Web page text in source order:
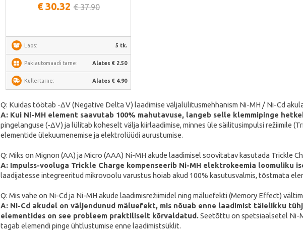
€ 30.32 € 37.90
Laos: 5 tk.
Pakiautomaadi tarne: Alates € 2.50
Kullertarne: Alates € 4.90
Q: Kuidas töötab -ΔV (Negative Delta V) laadimise väljalülitusmehhanism Ni-MH / Ni-Cd
A: Kui Ni-MH element saavutab 100% mahutavuse, langeb selle klemmipinge
pingelanguse (-ΔV) ja lülitab koheselt välja kiirlaadimise, minnes üle säilitusimpulsi režiimile
elementide ülekuumenemise ja elektrolüüdi aurustumise.
Q: Miks on Mignon (AA) ja Micro (AAA) Ni-MH akude laadimisel soovitatav kasutada Trickle
A: Impulss-vooluga Trickle Charge kompenseerib Ni-MH elektrokeemia loomuliku
laadijatesse integreeritud mikrovoolu varustus hoiab akud 100% kasutusvalmis, tõstmata
Q: Mis vahe on Ni-Cd ja Ni-MH akude laadimisrežiimidel ning mäluefekti (Memory Effect)
A: Ni-Cd akudel on väljendunud mäluefekt, mis nõuab enne laadimist täielikku
elementides on see probleem praktiliselt kõrvaldatud.Seetõttu on spetsiaalsetel Ni-
tagab elemendi pinge ühtlustumise enne laadimistsüklit.